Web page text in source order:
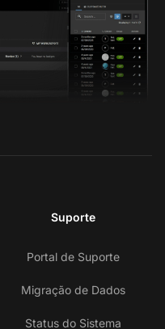
Suporte
Portal de Suporte
Migração de Dados
Status do Sistema